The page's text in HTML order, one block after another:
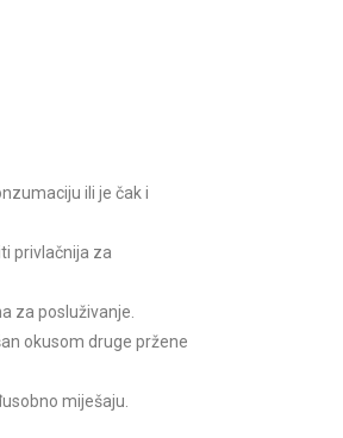
ili je čak i
privlačnija za
za posluživanje.
okusom druge pržene
miješaju.